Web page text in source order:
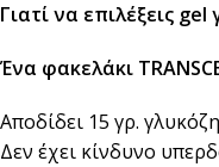
Γιατί να επιλέξεις
Ένα φακελάκι
Αποδίδει 15 γρ.
Δεν έχει κίνδυνο